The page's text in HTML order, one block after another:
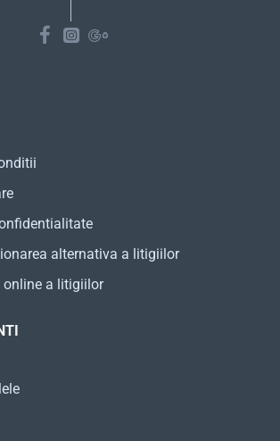
alternativa a litigiilor
online a litigiilor